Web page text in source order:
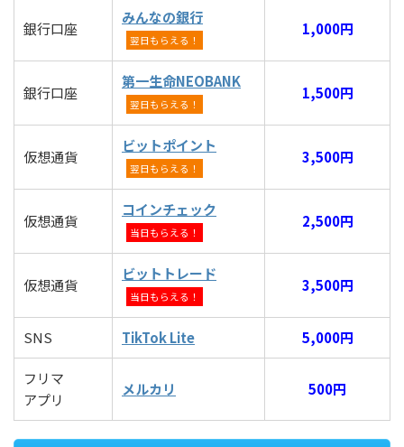
銀行口座
みんなの銀行
翌日もらえる！
1,000円
銀行口座
第一生命NEOBANK
翌日もらえる！
1,500円
仮想通貨
ビットポイント
翌日もらえる！
3,500円
仮想通貨
コインチェック
当日もらえる！
2,500円
仮想通貨
ビットトレード
当日もらえる！
3,500円
SNS TikTok Lite 5,000円
フリマ
アプリ
メルカリ 500円